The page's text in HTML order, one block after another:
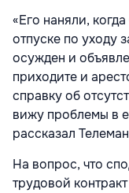
«Его наняли,
отпуске по уходу
осужден и
приходите и
справку об
вижу проблемы в
рассказал
На вопрос, что
трудовой